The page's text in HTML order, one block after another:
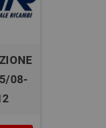
08-